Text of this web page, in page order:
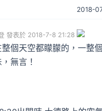
2018-
發表於 2018-7-8 21:28
整個天空都矇朦的，一整
無言！